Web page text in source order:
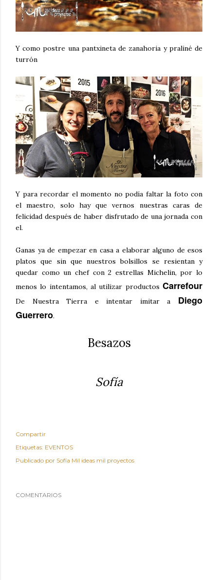
Y como postre una pantxineta de zanahoria y praliné de
turrón
Y para recordar el momento no podía faltar la foto con
el maestro, solo hay que vernos nuestras caras de
felicidad después de haber disfrutado de una jornada con
el.
Ganas ya de empezar en casa a elaborar alguno de esos
platos que sin que nuestros bolsillos se resientan y
quedar como un chef con 2 estrellas Michelin, por lo
menos lo intentamos, al utilizar productos Carrefour
De Nuestra Tierra e intentar imitar a Diego
Guerrero.
Besazos
Sofía
Compartir
Etiquetas: EVENTOS
Publicado por Sofía Mil ideas mil proyectos
COMENTARIOS